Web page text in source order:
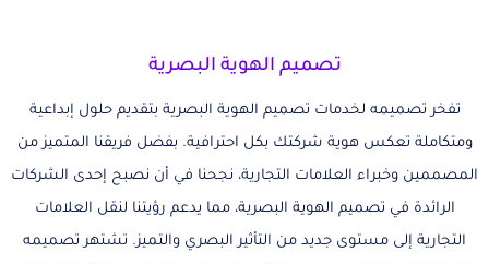
تصميم الهوية البصرية
تفخر تصميمه لخدمات تصميم الهوية البصرية بتقديم حلول إبداعية
ومتكاملة تعكس هوية شركتك بكل احترافية. بفضل فريقنا المتميز من
المصممين وخبراء العلامات التجارية، نجحنا في أن نصبح إحدى الشركات
الرائدة في تصميم الهوية البصرية، مما يدعم رؤيتنا لنقل العلامات
التجارية إلى مستوى جديد من التأثير البصري والتميز. تشتهر تصميمه